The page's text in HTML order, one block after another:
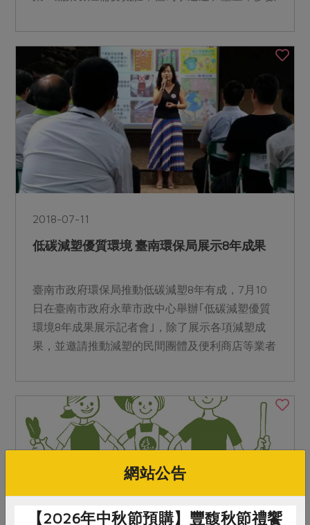
2018-07-11
低碳減塑優質環境 臺南環保局展示8年成果
臺南市政府環保局推動低碳減塑8年有成，7月10
日在臺南市政府永華市政中心舉辦｢低碳減塑優質
環境8年成果展示記者會｣，除了展示各項減塑成
果，並邀請推動減塑的民間團體及便利商店等業者
網站公告
【2026年中秋節預購】豐馥秋節禮饗